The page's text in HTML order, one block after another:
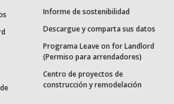
Informe de sostenibilidad
Descargue y comparta sus datos
Programa Leave on for Landlord
(Permiso para arrendadores)
Centro de proyectos de
construcción y remodelación